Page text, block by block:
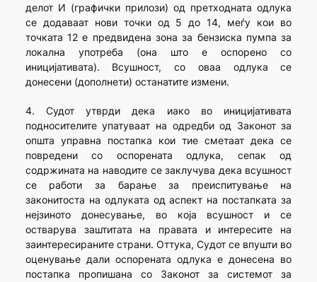
делот И (графички прилози) од претходната одлука
се додаваат нови точки од 5 до 14, меѓу кои во
точката 12 е предвидена зона за бензиска пумпа за
локална употреба (она што е оспорено со
иницијативата). Всушност, со оваа одлука се
донесени (дополнети) останатите измени.
4. Судот утврди дека иако во иницијативата
подносителите упатуваат на одредби од Законот за
општа управна постапка кои тие сметаат дека се
повредени со оспорената одлука, сепак од
содржината на наводите се заклучува дека всушност
се работи за барање за преиспитување на
законитоста на одлуката од аспект на постапката за
нејзиното донесување, во која всушност и се
остварува заштитата на правата и интересите на
заинтересираните страни. Оттука, Судот се впушти во
оценување дали оспорената одлука е донесена во
постапка пропишана со Законот за системот за